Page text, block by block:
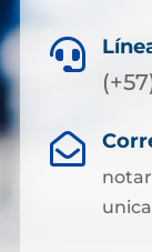

